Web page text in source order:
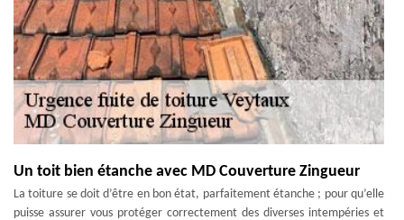
Un toit bien étanche avec MD Couverture Zingueur
La toiture se doit d’être en bon état, parfaitement étanche ; pour qu’elle
puisse assurer vous protéger correctement des diverses intempéries et